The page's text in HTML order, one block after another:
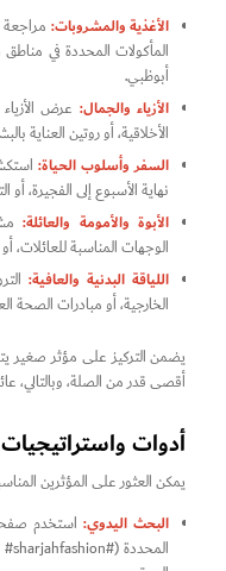
الأغذية والمشروبات: مراجعة
المأكولات المحددة في
أبوظبي.
الأزياء والجمال: عرض
الأخلاقية، أو روتين العناية
السفر وأسلوب الحياة:
نهاية الأسبوع إلى الفجيرة، أو
الأبوة والأمومة والعائلة:
الوجهات المناسبة للعائلات،
اللياقة البدنية والعافية:
الخارجية، أو مبادرات الصحة
يضمن التركيز على مؤثر صغير
أقصى قدر من الصلة، وبالتالي،
أدوات
يمكن العثور على المؤثرين
البحث اليدوي:استخدم